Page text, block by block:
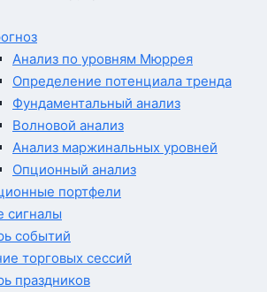
Анализ по уровням Мюррея
Определение потенциала тренда
Фундаментальный анализ
Волновой анализ
Анализ маржинальных уровней
Опционный анализ
портфели
сигналы
событий
торговых сессий
праздников